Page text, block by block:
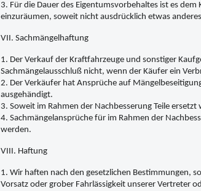
3. Für die Dauer des Eigentumsvorbehaltes ist es
einzuräumen, soweit nicht ausdrücklich etwas
VII. Sachmängelhaftung
1. Der Verkauf der Kraftfahrzeuge und sonstiger
Sachmängelausschluß nicht, wenn der Käufer ein
2. Der Verkäufer hat Ansprüche auf
ausgehändigt.
3. Soweit im Rahmen der Nachbesserung Teile
4. Sachmängelansprüche für im Rahmen der
werden.
VIII. Haftung
1. Wir haften nach den gesetzlichen Bestimmungen,
Vorsatz oder grober Fahrlässigkeit unserer Vertreter